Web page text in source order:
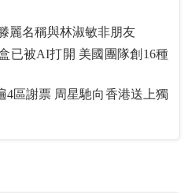
照握手破不和傳聞 滕麗名稱與林淑敏非朋友
美國團隊創16種
向香港送上獨